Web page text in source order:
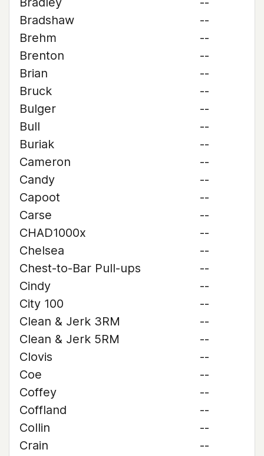
Bradshaw
--
Brehm
--
Brenton
--
Brian
--
Bruck
--
Bulger
--
Bull
--
Buriak
--
Cameron
--
Candy
--
Capoot
--
Carse
--
CHAD1000x
--
Chelsea
--
Chest-to-Bar Pull-ups
--
Cindy
--
City 100
--
Clean & Jerk 3RM
--
Clean & Jerk 5RM
--
Clovis
--
Coe
--
Coffey
--
Coffland
--
Collin
--
Crain
--